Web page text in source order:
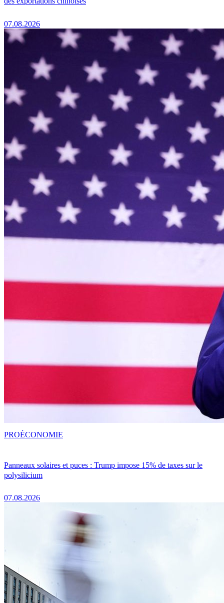
07.08.2026
Panneaux solaires et puces : Trump impose 15% de taxes sur le
polysilicium
07.08.2026
PROÉCONOMIE